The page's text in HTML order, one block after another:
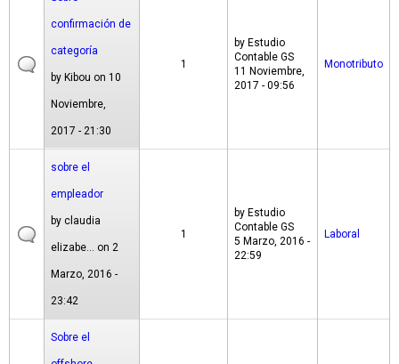
confirmación de
categoría
by Kibou on 10
Noviembre,
2017 - 21:30
1
by Estudio
Contable GS
11 Noviembre,
2017 - 09:56
Monotributo
sobre el
empleador
by claudia
elizabe... on 2
Marzo, 2016 -
23:42
1
by Estudio
Contable GS
5 Marzo, 2016 -
22:59
Laboral
Sobre el